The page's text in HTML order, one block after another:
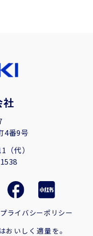
社
4番9号
（代）
いしく適量を。
プライバシーポリシー